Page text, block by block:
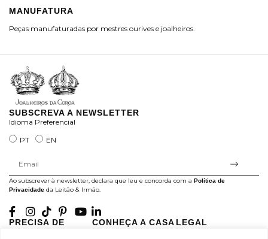
MANUFATURA
Peças manufaturadas por mestres ourives e joalheiros.
SUBSCREVA A NEWSLETTER
Idioma Preferencial
PT
EN
Ao subscrever à newsletter, declara que leu e concorda com a Política de
Privacidade da Leitão & Irmão.
PRECISA DE
CONHEÇA A CASA LEGAL